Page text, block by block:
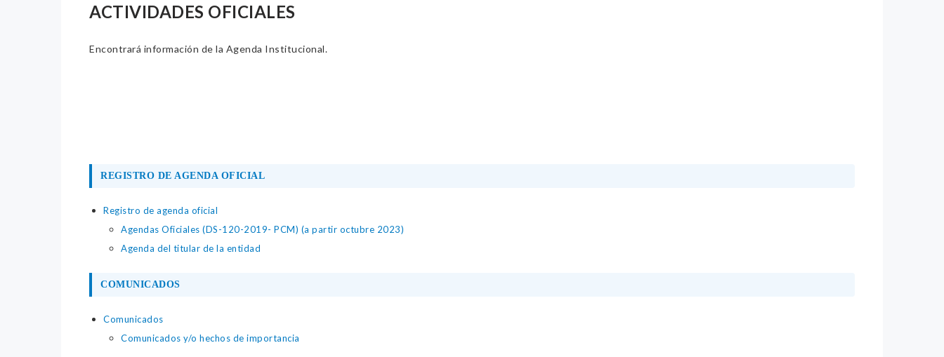
ACTIVIDADES OFICIALES
Encontrará información de la Agenda Institucional.
REGISTRO DE AGENDA OFICIAL
Registro de agenda oficial
Agendas Oficiales (DS-120-2019- PCM) (a partir octubre 2023)
Agenda del titular de la entidad
COMUNICADOS
Comunicados
Comunicados y/o hechos de importancia